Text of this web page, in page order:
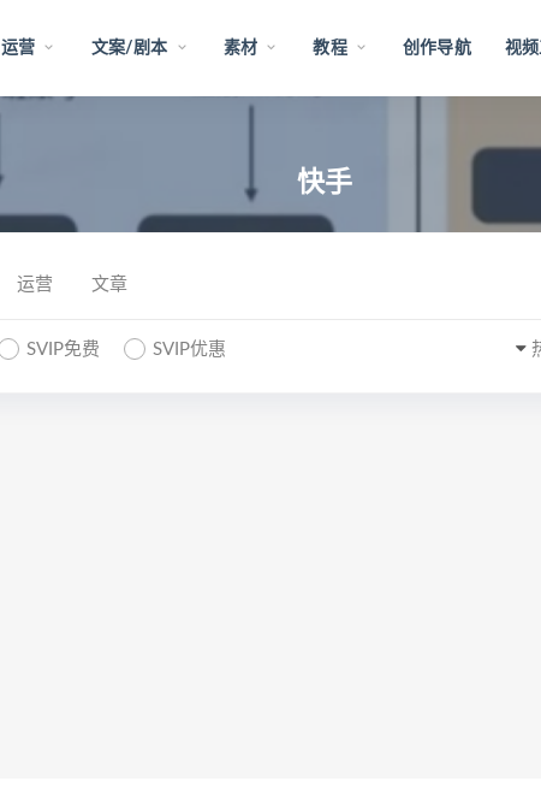
运营 文案/剧本 素材 教程 创作导航 视
快手
运营 文章
SVIP免费 SVIP优惠